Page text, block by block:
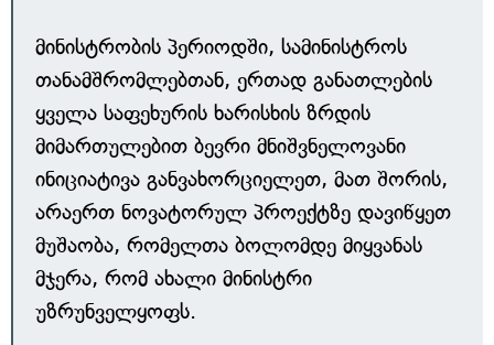
მინისტრობის პერიოდში, სამინისტროს
თანამშრომლებთან, ერთად განათლების
ყველა საფეხურის ხარისხის ზრდის
მიმართულებით ბევრი მნიშვნელოვანი
ინიციატივა განვახორციელეთ, მათ შორის,
არაერთ ნოვატორულ პროექტზე დავიწყეთ
მუშაობა, რომელთა ბოლომდე მიყვანას
მჯერა, რომ ახალი მინისტრი
უზრუნველყოფს.